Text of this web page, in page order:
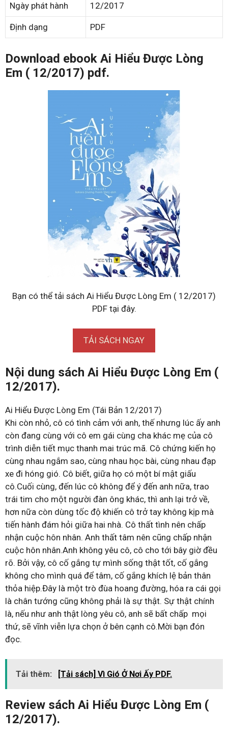
Ngày phát hành 12/2017
Định dạng PDF
Download ebook Ai Hiểu Được Lòng
Em ( 12/2017) pdf.
Bạn có thể tải sách Ai Hiểu Được Lòng Em ( 12/2017)
PDF tại đây.
TẢI SÁCH NGAY
Nội dung sách Ai Hiểu Được Lòng Em (
12/2017).
Ai Hiểu Được Lòng Em (Tái Bản 12/2017)
Khi còn nhỏ, cô có tình cảm với anh, thế nhưng lúc ấy anh
còn đang cùng với cô em gái cùng cha khác mẹ của cô
trình diễn tiết mục thanh mai trúc mã. Cô chứng kiến họ
cùng nhau ngắm sao, cùng nhau học bài, cùng nhau đạp
xe đi hóng gió. Cô biết, giữa họ có một bí mật giấu
cô.Cuối cùng, đến lúc cô không để ý đến anh nữa, trao
trái tim cho một người đàn ông khác, thì anh lại trở về,
hơn nữa còn dùng tốc độ khiến cô trở tay không kịp mà
tiến hành đám hỏi giữa hai nhà. Cô thất tình nên chấp
nhận cuộc hôn nhân. Anh thất tâm nên cũng chấp nhận
cuộc hôn nhân.Anh không yêu cô, cô cho tới bây giờ đều
rõ. Bởi vậy, cô cố gắng tự mình sống thật tốt, cố gắng
không cho mình quá để tâm, cố gắng khích lệ bản thân
thỏa hiệp.Đây là một trò đùa hoang đường, hóa ra cái gọi
là chân tướng cũng không phải là sự thật. Sự thật chính
là, nếu như anh thật lòng yêu cô, anh sẽ bất chấp mọi
thứ, sẽ vĩnh viễn lựa chọn ở bên cạnh cô.Mời bạn đón
đọc.
Tải thêm: [Tải sách] Vì Gió Ở Nơi Ấy PDF.
Review sách Ai Hiểu Được Lòng Em (
12/2017).